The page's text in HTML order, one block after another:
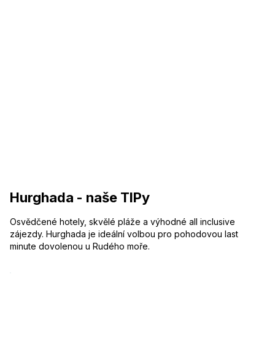
Hurghada - naše TIPy
Osvědčené hotely, skvělé pláže a výhodné all inclusive
zájezdy. Hurghada je ideální volbou pro pohodovou last
minute dovolenou u Rudého moře.